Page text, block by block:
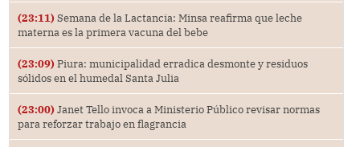
(23:11) Semana de la Lactancia: Minsa reafirma que leche
materna es la primera vacuna del bebe
(23:09) Piura: municipalidad erradica desmonte y residuos
sólidos en el humedal Santa Julia
(23:00) Janet Tello invoca a Ministerio Público revisar normas
para reforzar trabajo en flagrancia